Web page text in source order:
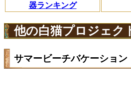
器ランキング
他の白猫プロジェク
サマービーチバケーション